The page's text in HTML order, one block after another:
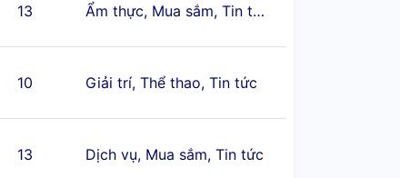
13 Ẩm thực, Mua sắm, Tin tức
10 Giải trí, Thể thao, Tin tức
13 Dịch vụ, Mua sắm, Tin tức